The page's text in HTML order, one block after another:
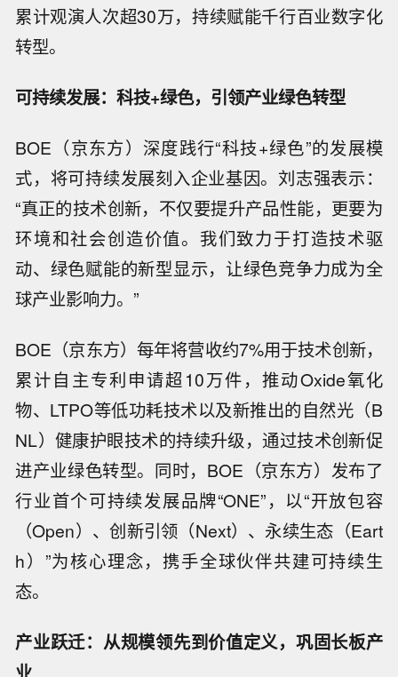
累计观演人次超30万，持续赋能千行百业数字化
转型。
可持续发展：科技+绿色，引领产业绿色转型
BOE（京东方）深度践行“科技+绿色”的发展模
式，将可持续发展刻入企业基因。刘志强表示：
“真正的技术创新，不仅要提升产品性能，更要为
环境和社会创造价值。我们致力于打造技术驱
动、绿色赋能的新型显示，让绿色竞争力成为全
球产业影响力。”
BOE（京东方）每年将营收约7%用于技术创新，
累计自主专利申请超10万件，推动Oxide氧化
物、LTPO等低功耗技术以及新推出的自然光（B
NL）健康护眼技术的持续升级，通过技术创新促
进产业绿色转型。同时，BOE（京东方）发布了
行业首个可持续发展品牌“ONE”，以“开放包容
（Open）、创新引领（Next）、永续生态（Eart
h）”为核心理念，携手全球伙伴共建可持续生
态。
产业跃迁：从规模领先到价值定义，巩固长板产
业